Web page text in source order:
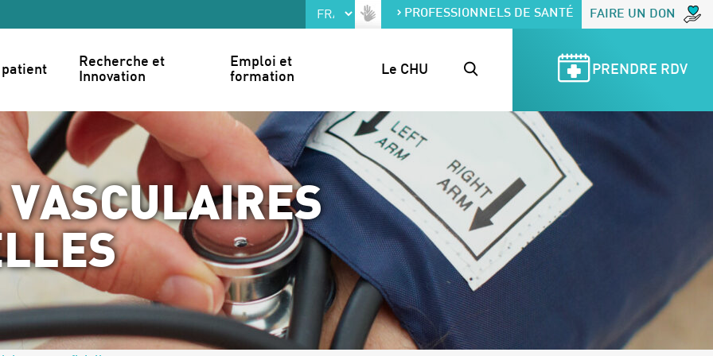
PROFESSIONNELS DE SANTÉ FAIRE UN DON
patient
Recherche et
Innovation
Emploi et
formation
Le CHU PRENDRE RDV